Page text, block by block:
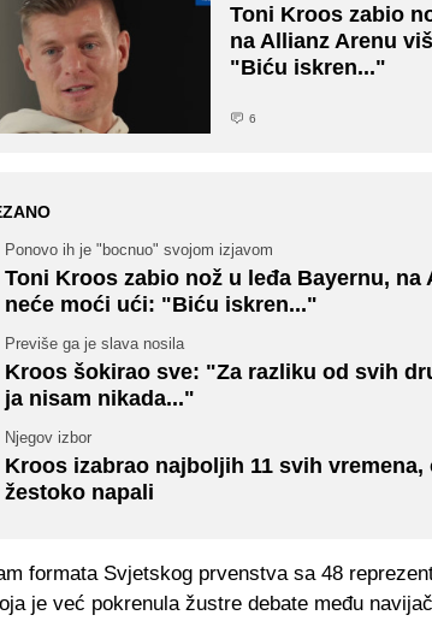
Toni Kroos zabio
na Allianz Arenu
"Biću iskren..."
6
Ponovo ih je "bocnuo" svojom izjavom
Toni Kroos zabio nož u leđa Bayernu, na
neće moći ući: "Biću iskren..."
Previše ga je slava nosila
Kroos šokirao sve: "Za razliku od svih
ja nisam nikada..."
Njegov izbor
Kroos izabrao najboljih 11 svih vremena,
žestoko napali
formata Svjetskog prvenstva sa 48
je već pokrenula žustre debate među